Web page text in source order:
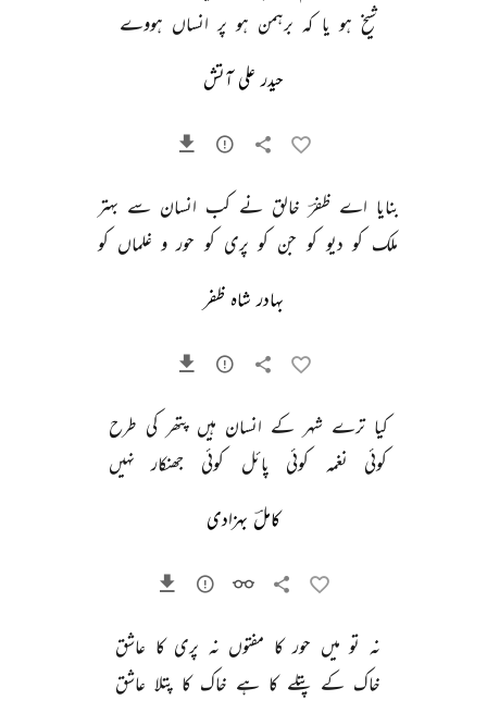
شیخ ہو یا کہ برہمن ہو پر انساں ہووے
حیدر علی آتش
بنایا اے ظفرؔ خالق نے کب انسان سے بہتر
ملک کو دیو کو جن کو پری کو حور و غلماں کو
بہادر شاہ ظفر
کیا ترے شہر کے انسان ہیں پتھر کی طرح
کوئی
نغمہ کوئی پائل کوئی جھنکار نہیں
کاملؔ بہزادی
نہ تو میں حور کا مفتوں نہ پری کا عاشق
خاک کے پتلے کا ہے خاک کا پتلا عاشق